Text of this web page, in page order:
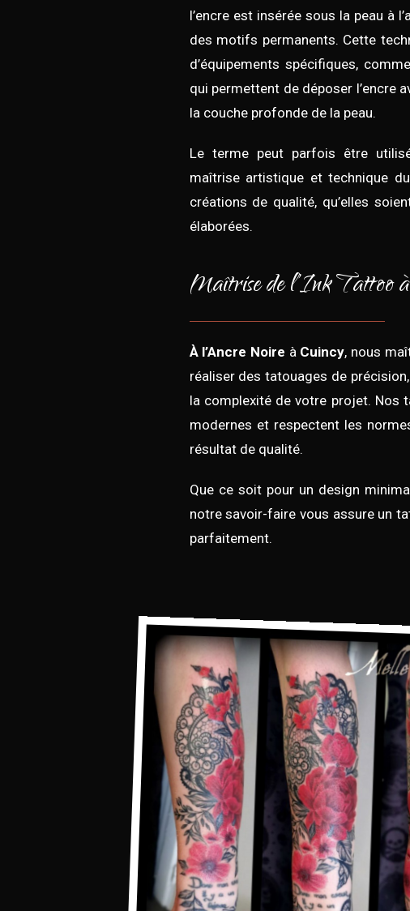
l’encre est insérée sous la peau à
des motifs permanents. Cette
d’équipements spécifiques,
qui permettent de déposer l’encre
la couche profonde de la peau.
Le terme peut parfois être
maîtrise artistique et technique
créations de qualité, qu’elles
élaborées.
Maîtrise de l’Ink Tattoo
À l’Ancre Noire à Cuincy, nous
réaliser des tatouages de
la complexité de votre projet. Nos
modernes et respectent les
résultat de qualité.
Que ce soit pour un design
notre savoir-faire vous assure un
parfaitement.